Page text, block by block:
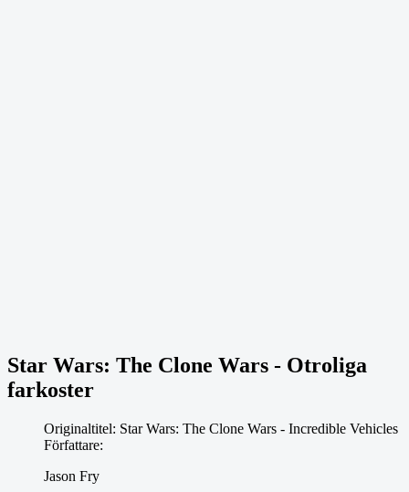
Star Wars: The Clone Wars - Otroliga
farkoster
Originaltitel: Star Wars: The Clone Wars - Incredible Vehicles
Författare:
Jason Fry